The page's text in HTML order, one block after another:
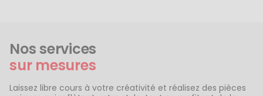
Nos services
sur mesures
Laissez libre cours à votre créativité et réalisez des pièces